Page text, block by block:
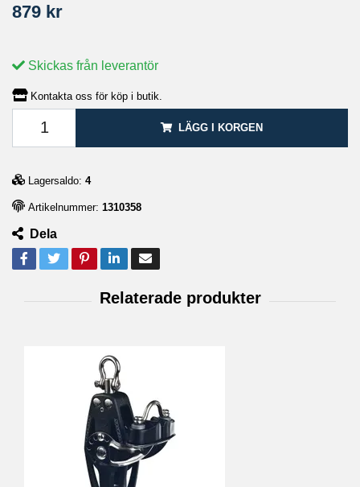
879 kr
Skickas från leverantör
Kontakta oss för köp i butik.
LÄGG I KORGEN
Lagersaldo: 4
Artikelnummer: 1310358
Dela